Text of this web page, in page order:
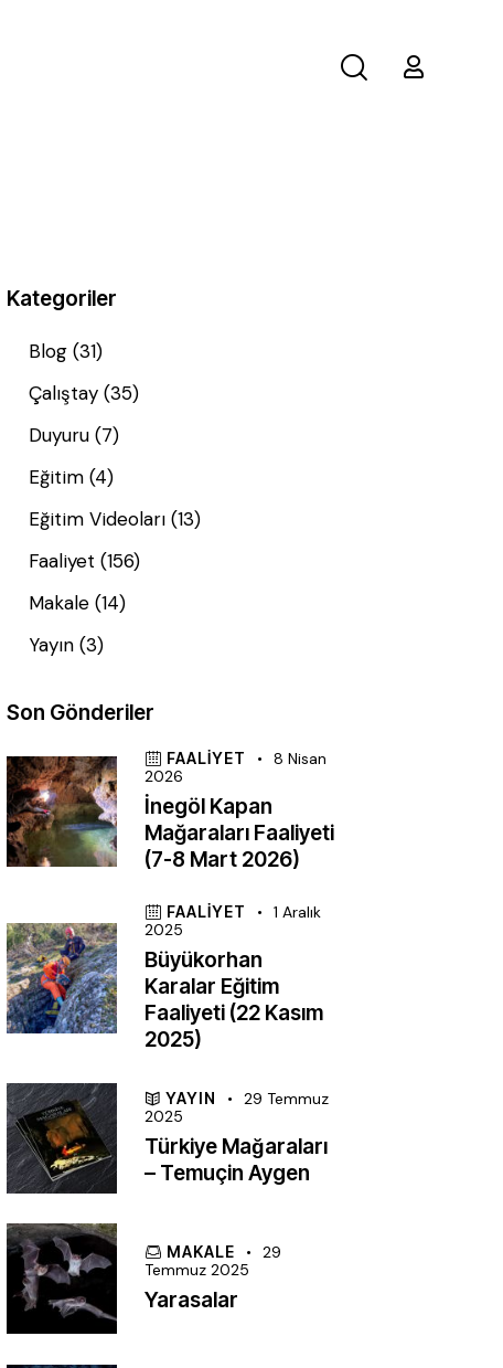
Kategoriler
Blog (31)
Çalıştay (35)
Duyuru (7)
Eğitim (4)
Eğitim Videoları (13)
Faaliyet (156)
Makale (14)
Yayın (3)
Son Gönderiler
FAALIYET
8 Nisan
2026
İnegöl Kapan
Mağaraları Faaliyeti
(7-8 Mart 2026)
FAALIYET
1 Aralık
2025
Büyükorhan
Karalar Eğitim
Faaliyeti (22 Kasım
2025)
YAYIN
29 Temmuz
2025
Türkiye Mağaraları
– Temuçin Aygen
MAKALE
29
Temmuz 2025
Yarasalar